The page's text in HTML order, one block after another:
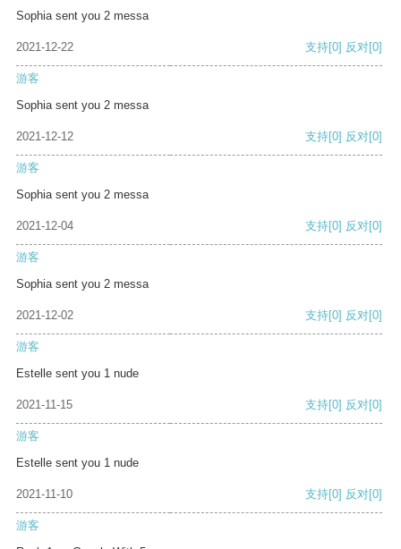
Sophia sent you 2 messa
2021-12-22 支持[0] 反对[0]
游客
Sophia sent you 2 messa
2021-12-12 支持[0] 反对[0]
游客
Sophia sent you 2 messa
2021-12-04 支持[0] 反对[0]
游客
Sophia sent you 2 messa
2021-12-02 支持[0] 反对[0]
游客
Estelle sent you 1 nude
2021-11-15 支持[0] 反对[0]
游客
Estelle sent you 1 nude
2021-11-10 支持[0] 反对[0]
游客